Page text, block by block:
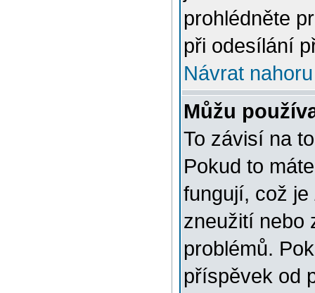
prohlédněte
při odesílání
Návrat nahoru
Můžu
To závisí na
Pokud to
fungují, což je
zneužití nebo
problémů.
příspěvek od